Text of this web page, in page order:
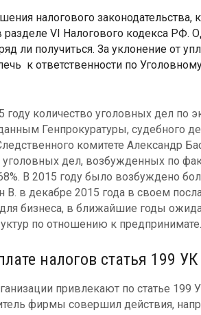
налогового законодательства,
VI Налогового кодекса РФ.
ли получиться. За уклонение от
к ответственности по
году количество уголовных дел по
Генпрокуратуры, судебного
комитете Александр
уголовных дел, возбужденных по
В 2015 году было возбуждено
В. в декабре 2015 года в своем
бизнеса, в ближайшие годы
по отношению к
налогов статья 199
привлекают по статье 199
фирмы совершил действия,